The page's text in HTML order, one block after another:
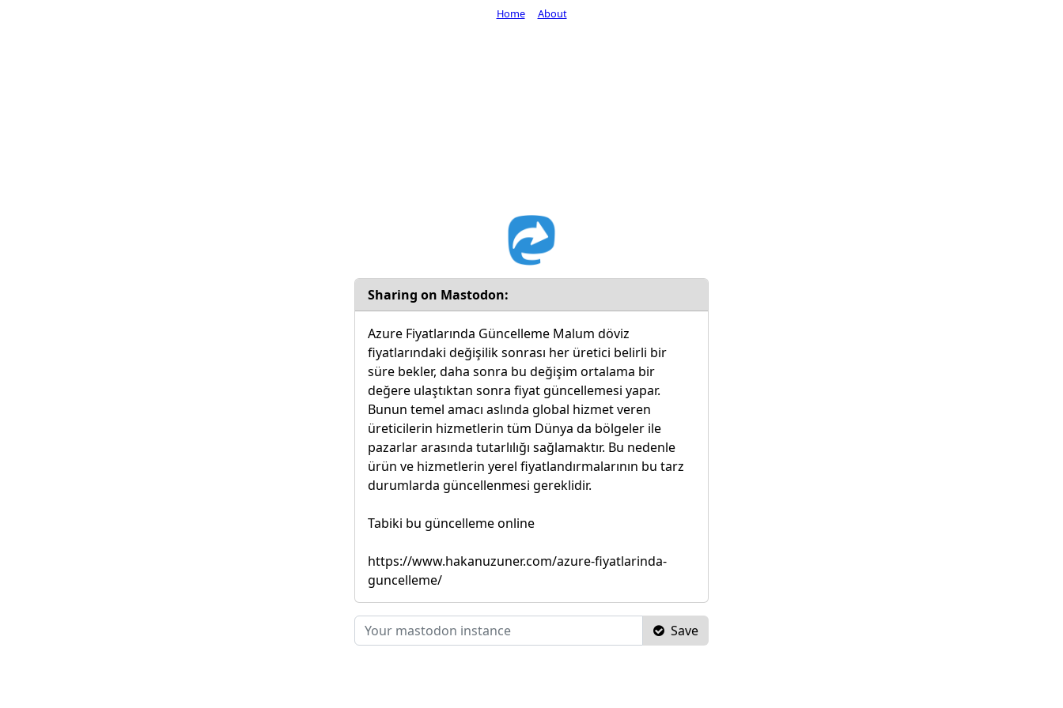
Sharing on Mastodon:
Azure Fiyatlarında Güncelleme Malum döviz
fiyatlarındaki değişilik sonrası her üretici belirli bir
süre bekler, daha sonra bu değişim ortalama bir
değere ulaştıktan sonra fiyat güncellemesi yapar.
Bunun temel amacı aslında global hizmet veren
üreticilerin hizmetlerin tüm Dünya da bölgeler ile
pazarlar arasında tutarlılığı sağlamaktır. Bu nedenle
ürün ve hizmetlerin yerel fiyatlandırmalarının bu tarz
durumlarda güncellenmesi gereklidir.
Tabiki bu güncelleme online
https://www.hakanuzuner.com/azure-fiyatlarinda-
guncelleme/
Save
Home About